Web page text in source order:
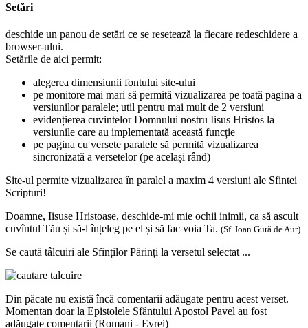
Setări
deschide un panou de setări ce se resetează la fiecare redeschidere a
browser-ului.
Setările de aici permit:
alegerea dimensiunii fontului site-ului
pe monitore mai mari să permită vizualizarea pe toată pagina a
versiunilor paralele; util pentru mai mult de 2 versiuni
evidențierea cuvintelor Domnului nostru Iisus Hristos la
versiunile care au implementată această funcție
pe pagina cu versete paralele să permită vizualizarea
sincronizată a versetelor (pe același rând)
Site-ul permite vizualizarea în paralel a maxim 4 versiuni ale Sfintei
Scripturi!
Doamne, Iisuse Hristoase, deschide-mi mie ochii inimii, ca să ascult
cuvîntul Tău și să-l înțeleg pe el și să fac voia Ta. (Sf. Ioan Gură de Aur)
Se caută tâlcuiri ale Sfinților Părinți la versetul selectat ...
Din păcate nu există încă comentarii adăugate pentru acest verset.
Momentan doar la Epistolele Sfântului Apostol Pavel au fost
adăugate comentarii (Romani - Evrei)